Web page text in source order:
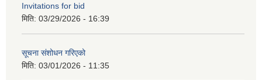
Invitations for bid
मिति: 03/29/2026 - 16:39
सूचना संशोधन गरिएको
मिति: 03/01/2026 - 11:35